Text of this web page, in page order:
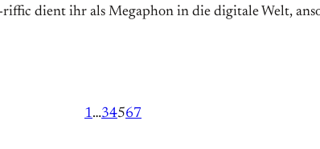
dient ihr als Megaphon in die digitale Welt,
1…34567